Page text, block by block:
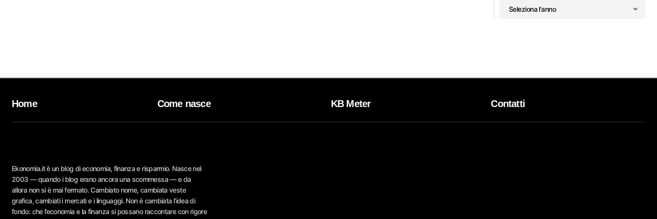
Ekonomia.it è un blog di economia, finanza e risparmio. Nasce nel
2003 — quando i blog erano ancora una scommessa — e da
allora non si è mai fermato. Cambiato nome, cambiata veste
grafica, cambiati i mercati e i linguaggi. Non è cambiata l’idea di
fondo: che l’economia e la finanza si possano raccontare con rigore
Home Come nasce KB Meter Contatti